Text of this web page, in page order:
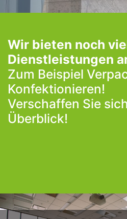
Wir bieten noch
Dienstleistungen
Zum Beispiel
Konfektionieren!
Verschaffen Sie
Überblick!